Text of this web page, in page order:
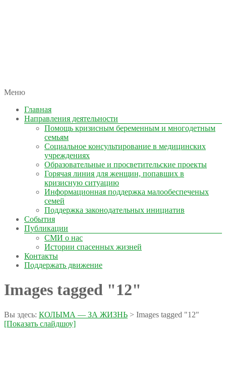
КОЛЫМА — ЗА ЖИЗНЬ
автономная некоммерческая организация
Меню
Главная
Направления деятельности
Помощь кризисным беременным и многодетным
семьям
Социальное консультирование в медицинских
учреждениях
Образовательные и просветительские проекты
Горячая линия для женщин, попавших в
кризисную ситуацию
Информационная поддержка малообеспеченых
семей
Поддержка законодательных инициатив
События
Публикации
СМИ о нас
Истории спасенных жизней
Контакты
Поддержать движение
Images tagged "12"
Вы здесь: КОЛЫМА — ЗА ЖИЗНЬ > Images tagged "12"
[Показать слайдшоу]